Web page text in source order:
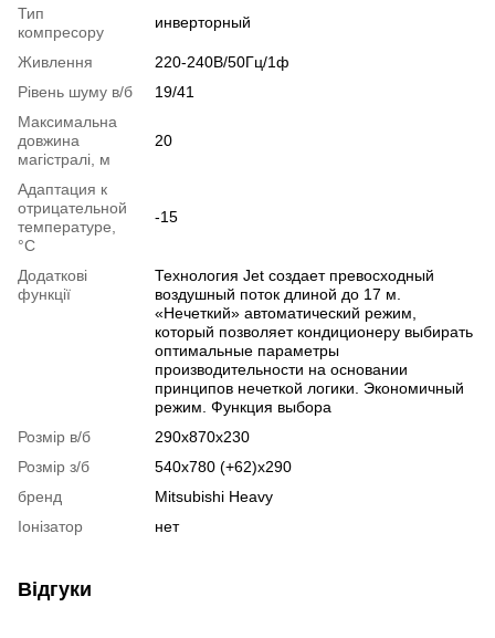
Тип
компресору
инверторный
Живлення
220-240В/50Гц/1ф
Рівень шуму в/б
19/41
Максимальна
довжина
магістралі, м
20
Адаптация к
отрицательной
температуре,
°C
-15
Додаткові
функції
Технология Jet создает превосходный
воздушный поток длиной до 17 м.
«Нечеткий» автоматический режим,
который позволяет кондиционеру выбирать
оптимальные параметры
производительности на основании
принципов нечеткой логики. Экономичный
режим. Функция выбора
Розмір в/б
290x870x230
Розмір з/б
540x780 (+62)x290
бренд
Mitsubishi Heavy
Іонізатор
нет
Відгуки